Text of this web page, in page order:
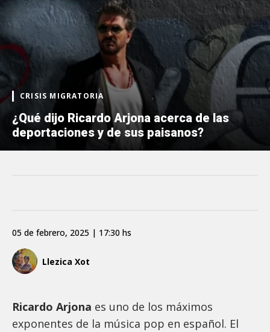
CRISIS MIGRATORIA
¿Qué dijo Ricardo Arjona acerca de las
deportaciones y de sus paisanos?
Llezica Xot
05 de febrero, 2025 | 17:30 hs
Ricardo Arjona es uno de los máximos
exponentes de la música pop en español. El